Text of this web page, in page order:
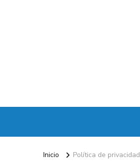
Inicio Política de privacidad